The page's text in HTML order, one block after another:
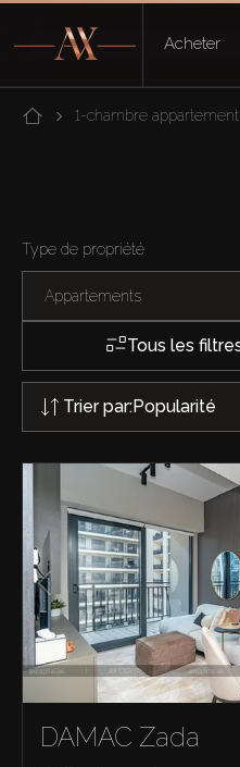
Acheter
1-chambre
Type de propriété
Appartements
Tous les
Trier par:Popularité
DAMAC Zada